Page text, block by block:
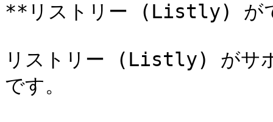
**リストリー (Listly) が
リストリー (Listly) がサポ
です。